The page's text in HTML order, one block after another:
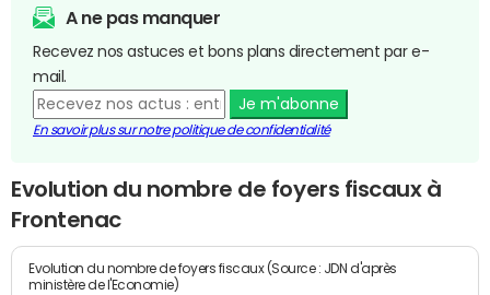
A ne pas manquer
Recevez nos astuces et bons plans directement par e-
mail.
Je m'abonne
En savoir plus sur notre politique de confidentialité
Evolution du nombre de foyers fiscaux à
Frontenac
Evolution du nombre de foyers fiscaux (Source : JDN d'après
ministère de l'Economie)